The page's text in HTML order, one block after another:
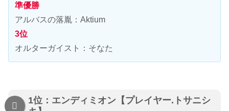
準優勝
アルバスの落胤：Aktium
3位
オルターガイスト：そなた
1位：エンディミオン【プレイヤー.トサニシ